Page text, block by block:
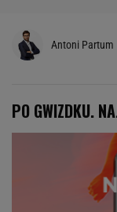
Antoni Partum